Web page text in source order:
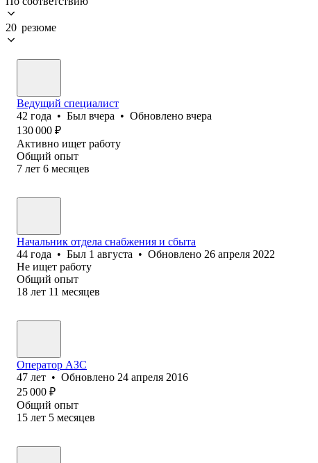
20 резюме
Ведущий специалист
42 года • Был вчера • Обновлено вчера
130 000 ₽
Активно ищет работу
Общий опыт
7 лет 6 месяцев
Начальник отдела снабжения и сбыта
44 года • Был 1 августа • Обновлено 26 апреля 2022
Не ищет работу
Общий опыт
18 лет 11 месяцев
Оператор АЗС
47 лет • Обновлено 24 апреля 2016
25 000 ₽
Общий опыт
15 лет 5 месяцев